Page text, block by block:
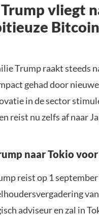
vliegt
Trump raakt steeds
gehad door
in de sector
reist nu zelfs af naar
naar Tokio
reist op 1
adviseur en zal in